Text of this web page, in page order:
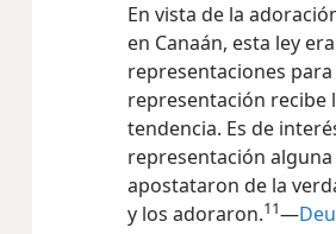
En vista de la
en Canaán, esta ley
representaciones
representación recibe
tendencia. Es de
representación alguna
apostataron de la
y los adoraron.11—